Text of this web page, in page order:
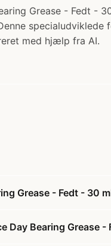
Grease - Fedt
med hjælp fra AI.
Grease - Fedt - 30
Day Bearing Grease -